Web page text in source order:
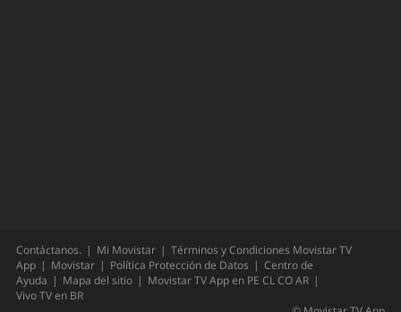
Contáctanos. Mi Movistar
Términos y Condiciones Movistar TV
App
Movistar Política Protección de Datos
Centro de
Ayuda
Mapa del sitio Movistar TV App en PE CLCOAR
Vivo TV en BR